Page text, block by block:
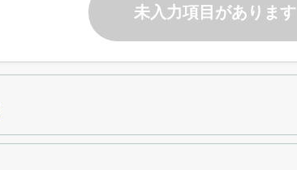
未入力項目があります